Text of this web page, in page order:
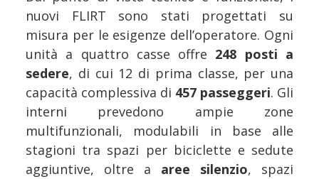
nuovi FLIRT sono stati progettati su
misura per le esigenze dell’operatore. Ogni
unità a quattro casse offre 248 posti a
sedere, di cui 12 di prima classe, per una
capacità complessiva di 457 passeggeri. Gli
interni prevedono ampie zone
multifunzionali, modulabili in base alle
stagioni tra spazi per biciclette e sedute
aggiuntive, oltre a aree silenzio, spazi